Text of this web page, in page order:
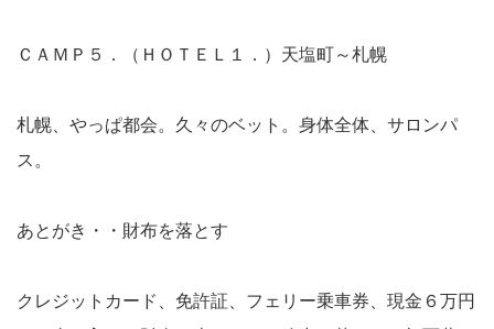
ＣＡＭＰ５．（ＨＯＴＥＬ１．）天塩町～札幌
札幌、やっぱ都会。久々のベット。身体全体、サロンパ
ス。
あとがき・・財布を落とす
クレジットカード、免許証、フェリー乗車券、現金６万円